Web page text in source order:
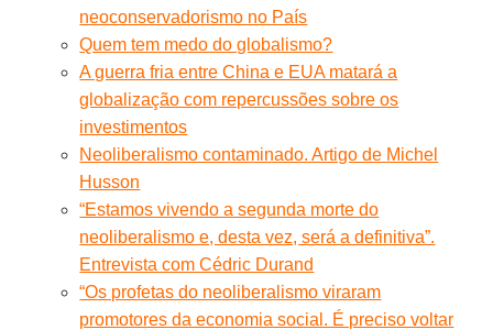
neoconservadorismo no País
Quem tem medo do globalismo?
A guerra fria entre China e EUA matará a
globalização com repercussões sobre os
investimentos
Neoliberalismo contaminado. Artigo de Michel
Husson
“Estamos vivendo a segunda morte do
neoliberalismo e, desta vez, será a definitiva”.
Entrevista com Cédric Durand
“Os profetas do neoliberalismo viraram
promotores da economia social. É preciso voltar